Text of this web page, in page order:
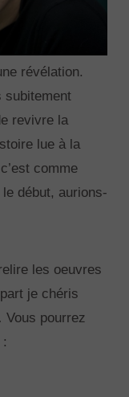
révélation.
subitement
revivre la
lue à la
comme
début, aurions-
les oeuvres
je chéris
Vous pourrez